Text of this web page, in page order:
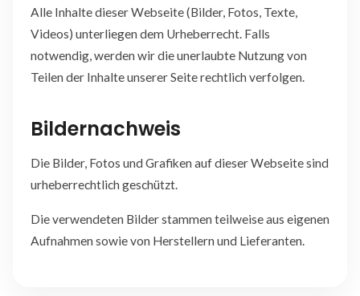
Alle Inhalte dieser Webseite (Bilder, Fotos, Texte,
Videos) unterliegen dem Urheberrecht. Falls
notwendig, werden wir die unerlaubte Nutzung von
Teilen der Inhalte unserer Seite rechtlich verfolgen.
Bildernachweis
Die Bilder, Fotos und Grafiken auf dieser Webseite sind
urheberrechtlich geschützt.
Die verwendeten Bilder stammen teilweise aus eigenen
Aufnahmen sowie von Herstellern und Lieferanten.